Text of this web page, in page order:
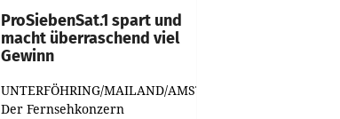
ProSiebenSat.1 spart und
macht überraschend viel
Gewinn
UNTERFÖHRING/MAILAND/AMSTERDAM.
Der Fernsehkonzern